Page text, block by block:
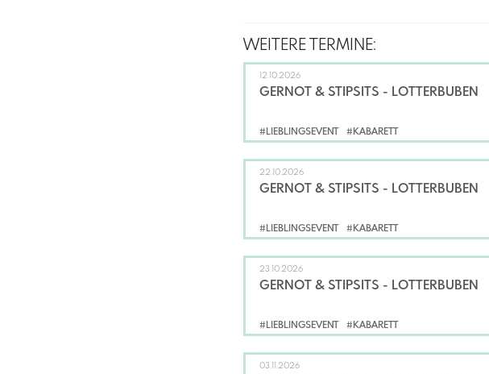
WEITERE TERMINE:
#LIEBLINGSEVENT #KABARETT
12.10.2026
GERNOT & STIPSITS - LOTTERBUBEN
#LIEBLINGSEVENT #KABARETT
22.10.2026
GERNOT & STIPSITS - LOTTERBUBEN
#LIEBLINGSEVENT #KABARETT
23.10.2026
GERNOT & STIPSITS - LOTTERBUBEN
03.11.2026